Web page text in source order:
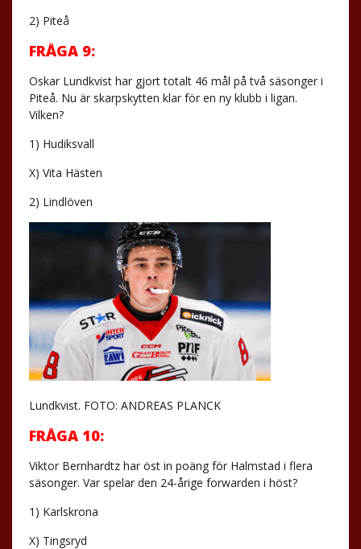
2) Piteå
FRÅGA 9:
Oskar Lundkvist har gjort totalt 46 mål på två säsonger i
Piteå. Nu är skarpskytten klar för en ny klubb i ligan.
Vilken?
1) Hudiksvall
X) Vita Hästen
2) Lindlöven
Lundkvist. FOTO: ANDREAS PLANCK
FRÅGA 10:
Viktor Bernhardtz har öst in poäng för Halmstad i flera
säsonger. Var spelar den 24-årige forwarden i höst?
1) Karlskrona
X) Tingsryd